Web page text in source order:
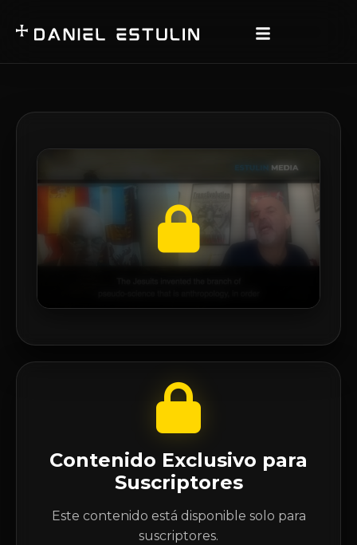
Contenido Exclusivo para
Suscriptores
Este contenido está disponible solo para
suscriptores.